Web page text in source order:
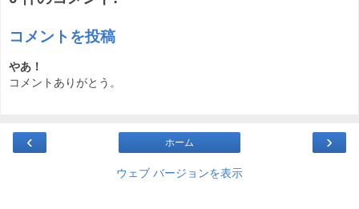
コメントを投稿
やあ！
コメントありがとう。
‹ ›
ホーム
ウェブ バージョンを表示